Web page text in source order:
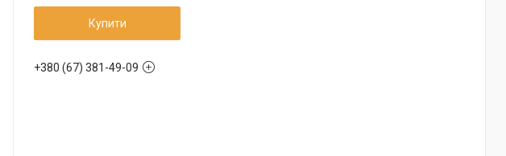
Купити
+380 (67) 381-49-09